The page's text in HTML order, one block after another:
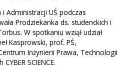
i Administracji UŚ podczas
Prodziekanka ds. studenckich i
W spotkaniu wziął udział
Kasprowski, prof. PŚ,
Inżynierii Prawa, Technologii
SCIENCE.